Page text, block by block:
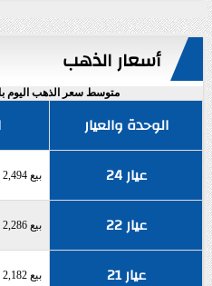
أسعار الذهب
متوسط سعر الذهب اليوم
الوحدة والعيار
عيار 24
بيع 2,494 شراء 2,505
عيار 22 بيع 2,286 شراء 2,296
عيار 21 بيع 2,182 شراء 2,192